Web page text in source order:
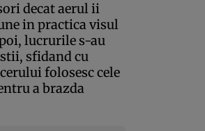
decat aerul ii
in practica visul
lucrurile s-au
sfidand cu
folosesc cele
a brazda